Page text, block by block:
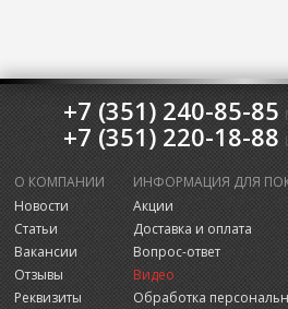
+7 (351) 240-85-85
+7 (351) 220-18-88
О КОМПАНИИ
Новости
Статьи
Вакансии
Отзывы
Реквизиты
ИНФОРМАЦИЯ ДЛЯ
Акции
Доставка и оплата
Вопрос-ответ
Видео
Обработка